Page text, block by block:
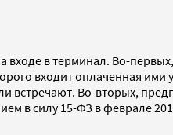
входе в терминал. Во-
входит оплаченная
встречают. Во-вторых,
в силу 15-ФЗ в феврале